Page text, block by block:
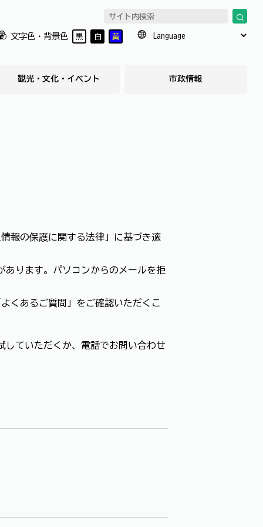
文字色・背景色 黒 白 黄
観光・文化・イベント 市政情報
報の保護に関する法律」に基づき適
あります。パソコンからのメールを拒
くあるご質問」をご確認いただくこ
ていただくか、電話でお問い合わせ